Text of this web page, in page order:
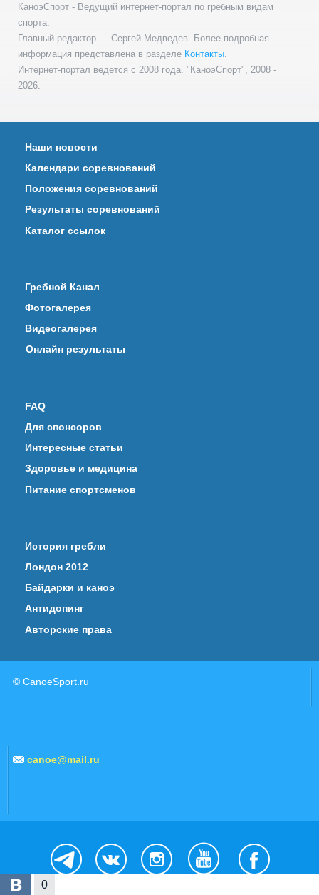
0
КаноэСпорт - Ведущий интернет-портал по гребным видам
спорта.
Главный редактор — Сергей Медведев. Более подробная
информация представлена в разделе Контакты
Интернет-портал ведется с 2008 года. "КаноэСпорт", 2008 -
2026.
Наши новости
Календари соревнований
Положения соревнований
Результаты соревнований
Каталог ссылок
Гребной Канал
Фотогалерея
Видеогалерея
Онлайн результаты
FAQ
Для спонсоров
Интересные статьи
Здоровье и медицина
Питание спортсменов
История гребли
Лондон 2012
Байдарки и каноэ
Антидопинг
Авторские права
© CanoeSport.ru
canoe@mail.ru